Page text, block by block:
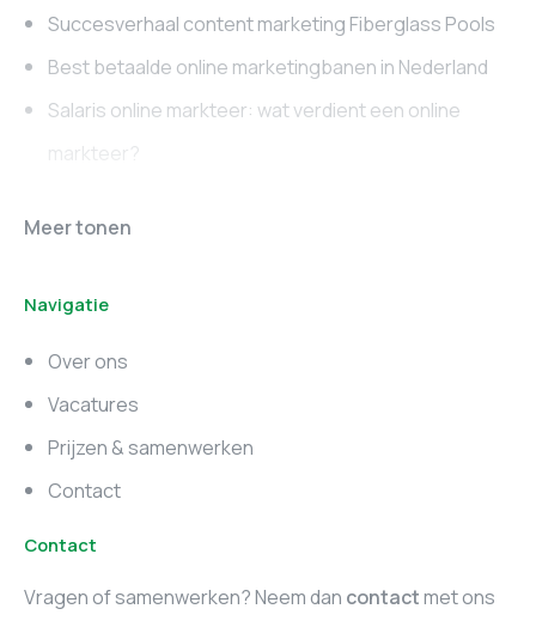
Succesverhaal content marketing Fiberglass Pools
Best betaalde online marketingbanen in Nederland
Salaris online markteer: wat verdient een online
markteer?
Online marketing
Marketing vacatures
Zuid-Holland
Marketing vacatures
Utrecht
Meer tonen
Navigatie
Over ons
Vacatures
Prijzen & samenwerken
Contact
Contact
Vragen of samenwerken? Neem dan contactmet ons